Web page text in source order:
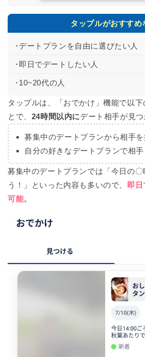
タップルがおすすめ
デートプランを自由に選びたい人
即日でデートしたい人
10~20代の人
タップルは、「おでかけ」機能で以下
とで、 24時間以内にデート相手が見つ
募集中のデートプランから相手
自分の好きなデートプランで相
募集中のデートプランでは「今日の〇
う！」といった内容も多いので、
即日
可能。